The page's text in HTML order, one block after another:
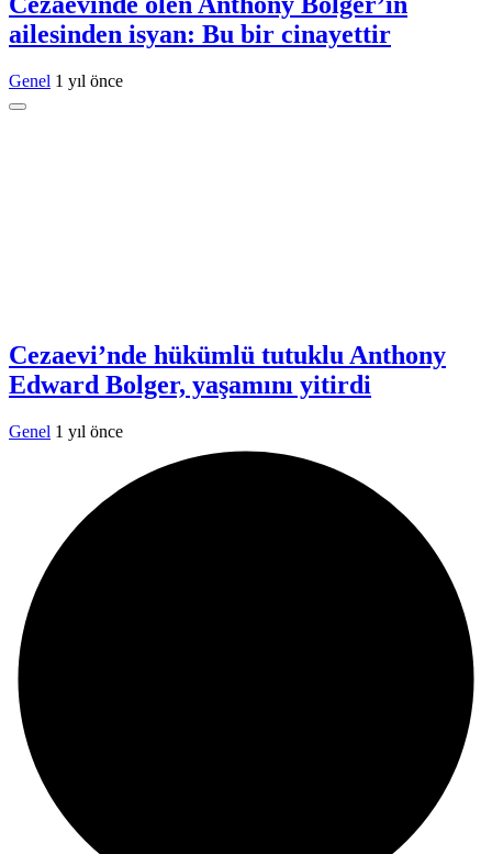
ailesinden isyan: Bu bir cinayettir
Genel 1 yıl önce
Cezaevi’nde hükümlü tutuklu Anthony
Edward Bolger, yaşamını yitirdi
Genel 1 yıl önce